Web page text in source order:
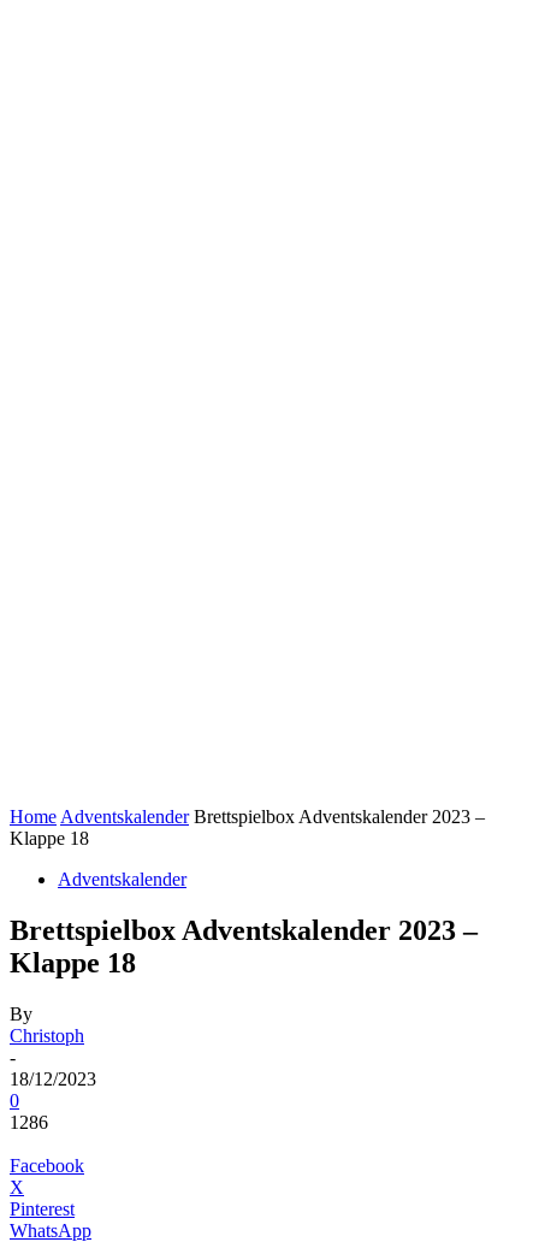
Home Adventskalender Brettspielbox Adventskalender 2023 –
Klappe 18
Adventskalender
Brettspielbox Adventskalender 2023 –
Klappe 18
By
Christoph
-
18/12/2023
0
1286
Facebook
X
Pinterest
WhatsApp